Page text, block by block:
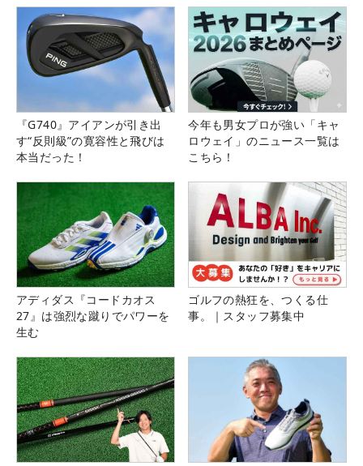
『G740』アイアンが引き出
す“反則級”の寛容性と飛びは
本当だった！
今年も男女プロが強い「キャ
ロウェイ」のニュース一覧は
こちら！
アディダス『コードカオス
27』は強烈な蹴りでパワーを
生む
ゴルフの熱狂を、つくる仕
事。｜スタッフ募集中